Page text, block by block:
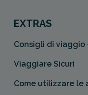
EXTRAS
Consigli di viaggio
Viaggiare Sicuri
Come utilizzare le